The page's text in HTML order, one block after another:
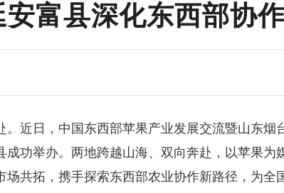
富县深化东西部协
。近日，中国东西部苹果产业发展交流暨山东烟
成功举办。两地跨越山海、双向奔赴，以苹果为
场共拓，携手探索东西部农业协作新路径，为全